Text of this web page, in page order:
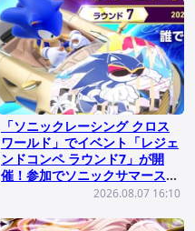
「ソニックレーシング クロス
ワールド」でイベント「レジェ
ンドコンペ ラウンド7」が開
催！参加でソニックサマーステ
2026.08.07 16:10